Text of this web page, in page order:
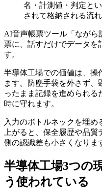
名・計測値・判定と
されて格納される流
AI音声帳票ツール「ながら
票に、話すだけでデータを
す。
半導体工場での価値は、操
ます。防塵手袋を外さず
ったまま記録を進められる
時に守れます。
入力のボトルネックを埋
上がると、保全履歴や品
側の認識差も小さくなりま
半導体工場3つの
う使われている